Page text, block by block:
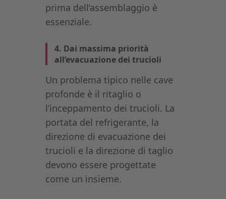
prima dell’assemblaggio è
essenziale.
4. Dai massima priorità
all’evacuazione dei trucioli
Un problema tipico nelle cave
profonde è il ritaglio o
l’inceppamento dei trucioli. La
portata del refrigerante, la
direzione di evacuazione dei
trucioli e la direzione di taglio
devono essere progettate
come un insieme.